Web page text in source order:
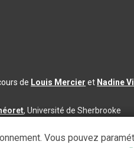
de Louis Mercier et Nadine
, Université de Sherbrooke
08-03
Vous pouvez